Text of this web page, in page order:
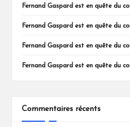
Fernand Gaspard est en quête du
Fernand Gaspard est en quête du
Fernand Gaspard est en quête du
Fernand Gaspard est en quête du
Commentaires récents